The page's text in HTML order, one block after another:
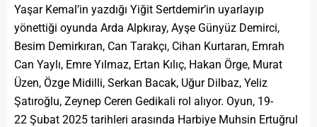
Yaşar Kemal’in yazdığı Yiğit Sertdemir’in uyarlayıp
yönettiği oyunda Arda Alpkıray, Ayşe Günyüz Demirci,
Besim Demirkıran, Can Tarakçı, Cihan Kurtaran, Emrah
Can Yaylı, Emre Yılmaz, Ertan Kılıç, Hakan Örge, Murat
Üzen, Özge Midilli, Serkan Bacak, Uğur Dilbaz, Yeliz
Şatıroğlu, Zeynep Ceren Gedikali rol alıyor. Oyun, 19-
22 Şubat 2025 tarihleri arasında Harbiye Muhsin Ertuğrul